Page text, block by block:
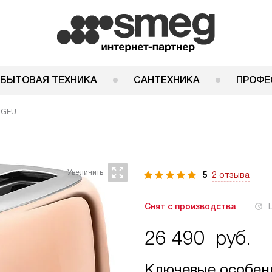
ТЕХНИКА САНТЕХНИКА
5 2 отзыва
Снят с производства
26 490 руб.